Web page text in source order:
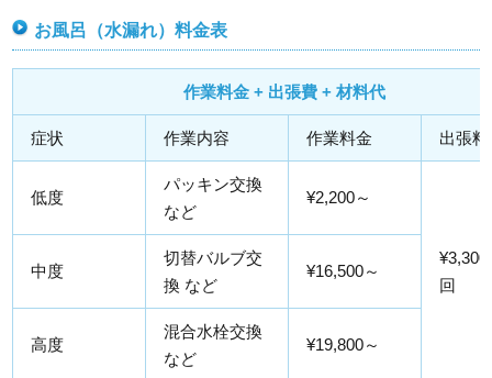
お風呂（水漏れ）料金表
作業料金 + 出張費 + 材料代
症状 作業内容 作業料金 出張
低度
パッキン交換
など
¥2,200～
回
中度
切替バルブ交
換 など
¥16,500～
高度
混合水栓交換
など
¥19,800～